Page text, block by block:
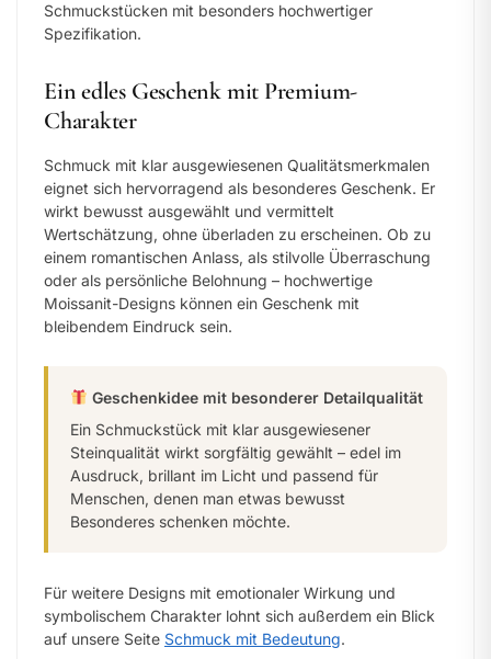
Schmuckstücken mit besonders hochwertiger
Spezifikation.
Ein edles Geschenk mit Premium-
Charakter
Schmuck mit klar ausgewiesenen Qualitätsmerkmalen
eignet sich hervorragend als besonderes Geschenk. Er
wirkt bewusst ausgewählt und vermittelt
Wertschätzung, ohne überladen zu erscheinen. Ob zu
einem romantischen Anlass, als stilvolle Überraschung
oder als persönliche Belohnung – hochwertige
Moissanit-Designs können ein Geschenk mit
bleibendem Eindruck sein.
Geschenkidee mit besonderer Detailqualität
Ein Schmuckstück mit klar ausgewiesener
Steinqualität wirkt sorgfältig gewählt – edel im
Ausdruck, brillant im Licht und passend für
Menschen, denen man etwas bewusst
Besonderes schenken möchte.
Für weitere Designs mit emotionaler Wirkung und
symbolischem Charakter lohnt sich außerdem ein Blick
auf unsere Seite Schmuck mit Bedeutung.